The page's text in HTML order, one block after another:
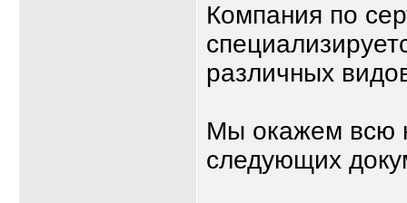
Компания по
различных
Мы окажем всю
следующих